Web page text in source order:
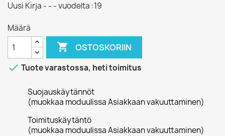
Uusi Kirja - - - vuodelta :19
Määrä
 OSTOSKORIIN
 Tuote varastossa, heti toimitus
Suojauskäytännöt
(muokkaa moduulissa Asiakkaan vakuuttaminen)
Toimituskäytäntö
(muokkaa moduulissa Asiakkaan vakuuttaminen)